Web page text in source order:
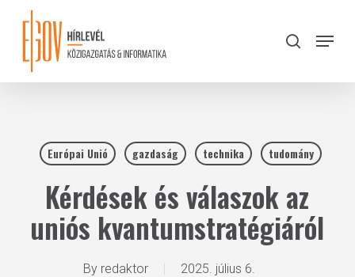
content
search
Menu
Európai Unió gazdaság technika tudomány
Kérdések és válaszok az
uniós kvantumstratégiáról
By redaktor 2025. július 6.
Close